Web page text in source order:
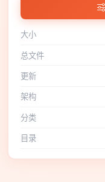
大小
总文件
更新
架构
分类
目录